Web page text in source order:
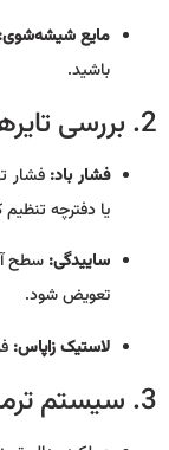
مایع شیشه‌شوی:
باشید.
2. بررسی تایرها
فشار باد:فشار
یا دفترچه تنظیم
ساییدگی:
تعویض شود.
لاستیک زاپاس:
3. سیستم ترمز و ایمنی